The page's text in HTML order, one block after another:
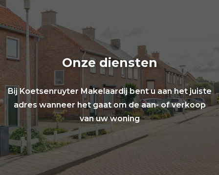
Onze diensten
Bij Koetsenruyter Makelaardij bent u aan het juiste
adres wanneer het gaat om de aan- of verkoop
van uw woning